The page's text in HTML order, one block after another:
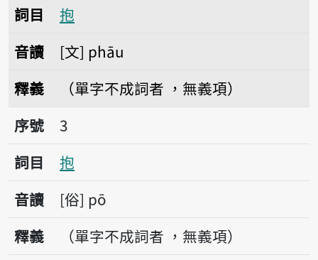
詞目
抱
音讀
文 phāu
釋義
（單字不成詞者 ，無義項）
序號3抱
序號
3
詞目
抱
音讀
俗 pō
釋義
（單字不成詞者 ，無義項）